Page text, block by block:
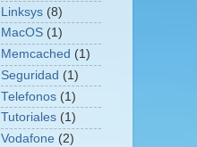
Linksys (8)
MacOS (1)
Memcached (1)
Seguridad (1)
Telefonos (1)
Tutoriales (1)
Vodafone (2)